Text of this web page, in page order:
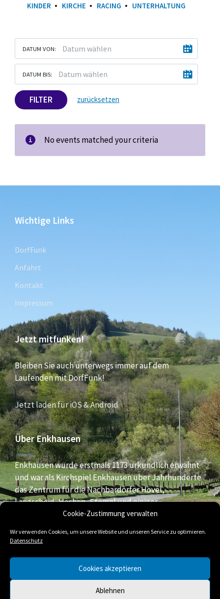
Cookie-Zustimmung verwalten
Wir verwenden Cookies, um unsere Website und unseren Service zu optimieren.
Datenschutz
Cookies akzeptieren
Ablehnen
KINDER
KIRCHE RACING UNTERHALTUNG
DATUM VON:
DATUM BIS:
FILTER zurücksetzen
No events matched your criteria
Wichtige Links
DorfFunk
Anfahrt
Kontakt
Impressum
Jetzt mitfunken!
Bleiben Sie auch unterwegs immer auf dem
Laufenden mit DorfFunk!
Jetzt laden für iOS & Android
Über Enkhausen
Enkhausen wurde erstmals 1173 urkundlich erwähnt
und war als Kirchspiel Enkhausen über Jahrhunderte
das Zentrum für die Nachbardörfer Hövel,
Langscheid, Hachen, Stemel und einiger
Bauernschaften aus dem südlichen Bereich der Stadt
Facebook Twitter